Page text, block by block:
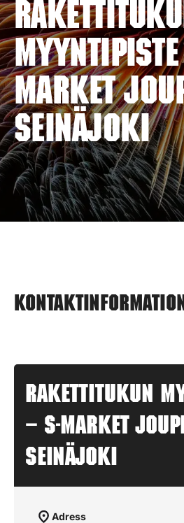
myyntipiste
MARKET
SEINÄJOKI
Rakettitukun
– S-MARKET
SEINÄJOKI
Adress